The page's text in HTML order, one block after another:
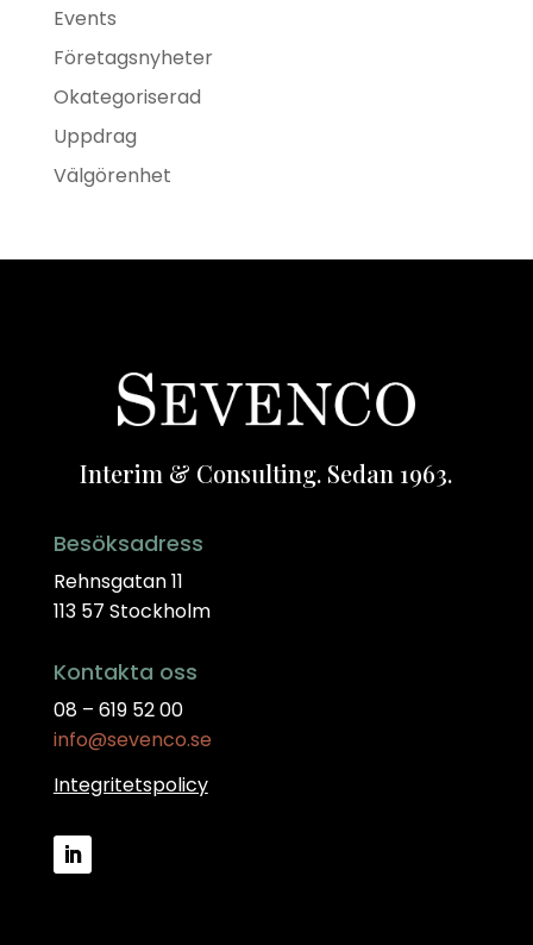
Events
Företagsnyheter
Okategoriserad
Uppdrag
Välgörenhet
Interim & Consulting. Sedan 1963.
Besöksadress
Rehnsgatan 11
113 57 Stockholm
Kontakta oss
08 – 619 52 00
info@sevenco.se
Integritetspolicy